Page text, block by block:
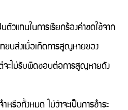
แทนในการเรียกร้องค่าชดใช้จาก
ขนส่งเมื่อเกิดการสูญหายของ
ต่จะไม่รับผิดชอบต่อการสูญหายดัง
หรือทั้งหมด ไม่ว่าจะเป็นการชำระ